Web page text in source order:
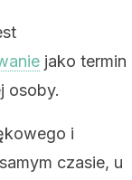
jako termin
osoby.
i
czasie, u